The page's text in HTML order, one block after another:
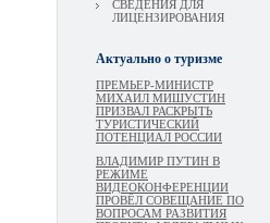
СВЕДЕНИЯ ДЛЯ
ЛИЦЕНЗИРОВАНИЯ
Актуально о туризме
ПРЕМЬЕР-МИНИСТР
МИХАИЛ МИШУСТИН
ПРИЗВАЛ РАСКРЫТЬ
ТУРИСТИЧЕСКИЙ
ПОТЕНЦИАЛ РОССИИ
ВЛАДИМИР ПУТИН В
РЕЖИМЕ
ВИДЕОКОНФЕРЕНЦИИ
ПРОВЁЛ СОВЕЩАНИЕ ПО
ВОПРОСАМ РАЗВИТИЯ